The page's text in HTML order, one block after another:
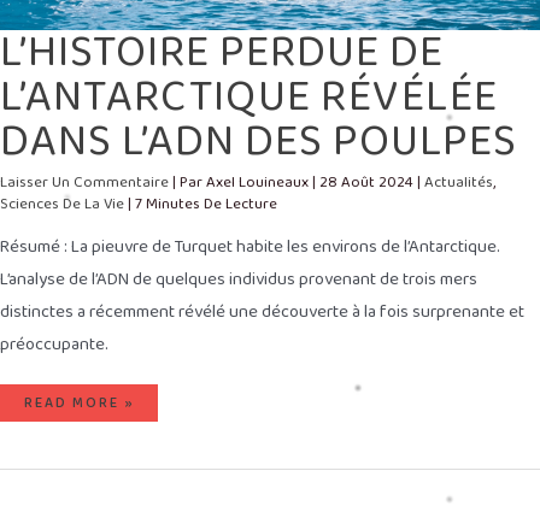
L’HISTOIRE PERDUE DE
L’ANTARCTIQUE RÉVÉLÉE
DANS L’ADN DES POULPES
Laisser Un Commentaire| ParAxel Louineaux| 28 Août 2024|Actualités,
Sciences De La Vie|7 Minutes De Lecture
Résumé : La pieuvre de Turquet habite les environs de l’Antarctique.
L’analyse de l’ADN de quelques individus provenant de trois mers
distinctes a récemment révélé une découverte à la fois surprenante et
préoccupante.
READ MORE »